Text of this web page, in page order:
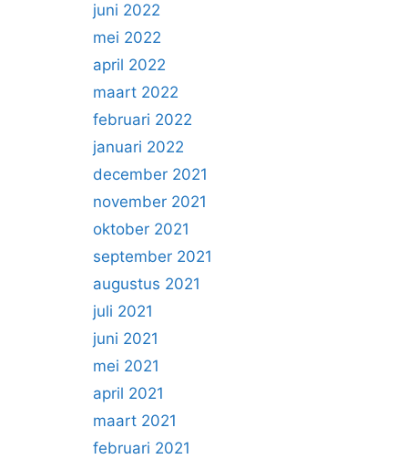
juni 2022
mei 2022
april 2022
maart 2022
februari 2022
januari 2022
december 2021
november 2021
oktober 2021
september 2021
augustus 2021
juli 2021
juni 2021
mei 2021
april 2021
maart 2021
februari 2021